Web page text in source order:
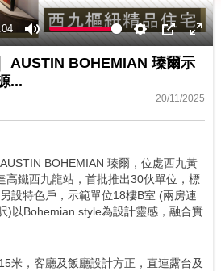
Mute Settings
PIP
AUSTIN BOHEMIAN 瑧爾示
...
20/11/2025
BOHEMIAN 瑧爾，位處西九黃
高鐵西九龍站，首批推出30伙單位，標
設特色戶，示範單位18樓B室 (兩房連
)以Bohemian style為設計靈感，融合實
米，客廳及飯廳設計方正，直連露台及